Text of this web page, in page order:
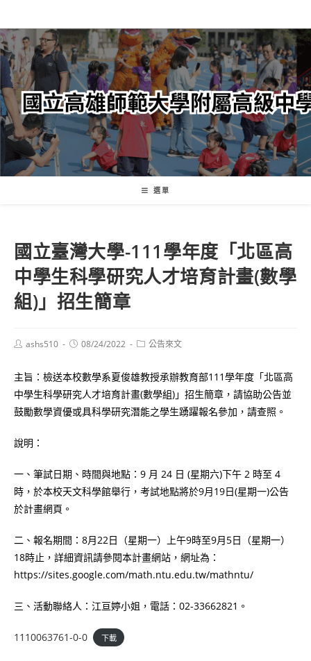
轉
至
主
內
容
選單
國立臺灣大學-111學年度「北區高
中學生科學研究人才培育計畫(數學
組)」招生簡章
Postashs510
Post08/24/2022
Post公告來文
主旨：檢送本校數學系夏俊雄教授承辦教育部111學年度「北區高
中學生科學研究人才培育計畫(數學組)」招生簡章，請協助公告並
鼓勵數學資優或具科學研究潛能之學生踴躍報名參加，請查照。
說明：
一、筆試日期、時間與地點：9 月 24 日 (星期六)下午 2 時至 4
時，於本校天文科學館舉行，考試地點將於9月19日(星期一)公告
於計畫網頁。
二、報名期間：8月22日（星期一）上午9時至9月5日（星期一）
18時止，詳細資訊請參閱本計畫網站，網址為：
https://sites.google.com/math.ntu.edu.tw/mathntu/
三、活動聯絡人：江亘婷小姐，電話：02-33662821。
1110063761-0-0 下載